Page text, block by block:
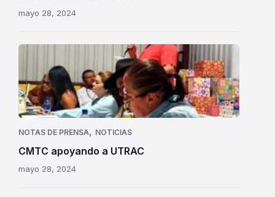
mayo 28, 2024
NOTAS DE PRENSA, NOTICIAS
CMTC apoyando a UTRAC
mayo 28, 2024